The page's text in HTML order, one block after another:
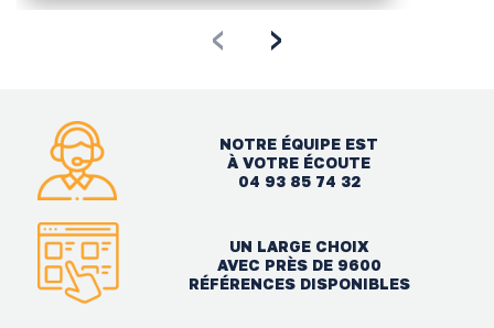
‹ ›
NOTRE ÉQUIPE EST
À VOTRE ÉCOUTE
04 93 85 74 32
UN LARGE CHOIX
AVEC PRÈS DE 9600
RÉFÉRENCES DISPONIBLES